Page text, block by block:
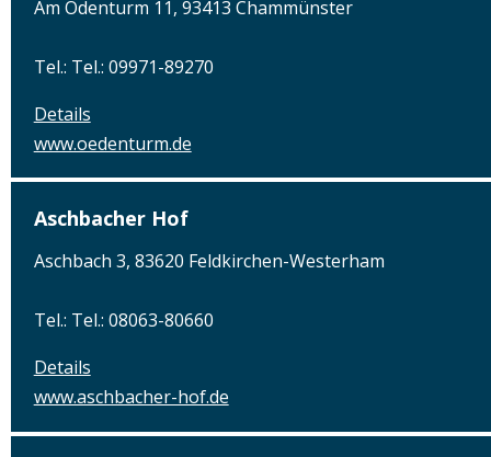
Am Ödenturm 11, 93413 Chammünster
Tel.: Tel.: 09971-89270
Details
www.oedenturm.de
Aschbacher Hof
Aschbach 3, 83620 Feldkirchen-Westerham
Tel.: Tel.: 08063-80660
Details
www.aschbacher-hof.de